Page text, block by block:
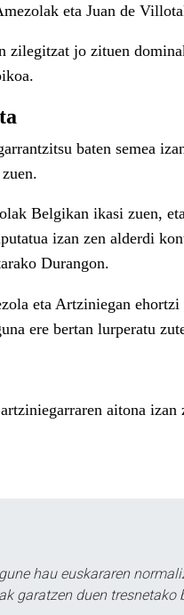
eta Juan de
zilegitzat jo zituen
baten semea
Belgikan ikasi zuen,
izan zen alderdi
Durangon.
eta Artziniegan
ere bertan lurperatu
aitona izan
hau euskararen
garatzen duen tresnetako